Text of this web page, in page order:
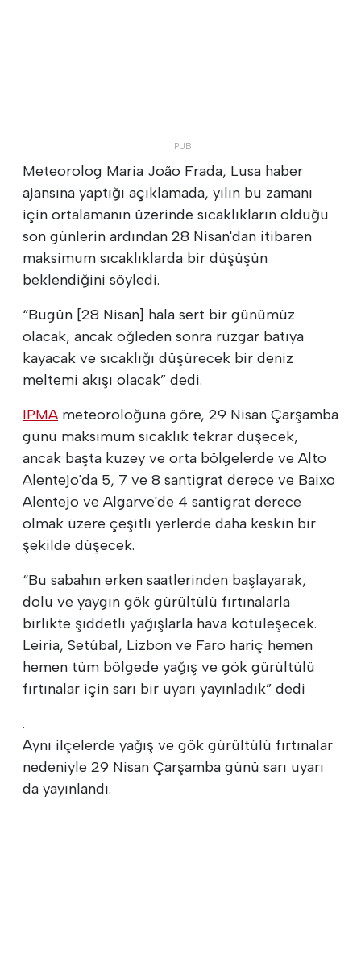
Meteorolog Maria João Frada, Lusa haber
ajansına yaptığı açıklamada, yılın bu zamanı
için ortalamanın üzerinde sıcaklıkların olduğu
son günlerin ardından 28 Nisan'dan itibaren
maksimum sıcaklıklarda bir düşüşün
beklendiğini söyledi.
“Bugün [28 Nisan] hala sert bir günümüz
olacak, ancak öğleden sonra rüzgar batıya
kayacak ve sıcaklığı düşürecek bir deniz
meltemi akışı olacak” dedi.
IPMA meteoroloğuna göre, 29 Nisan Çarşamba
günü maksimum sıcaklık tekrar düşecek,
ancak başta kuzey ve orta bölgelerde ve Alto
Alentejo'da 5, 7 ve 8 santigrat derece ve Baixo
Alentejo ve Algarve'de 4 santigrat derece
olmak üzere çeşitli yerlerde daha keskin bir
şekilde düşecek.
“Bu sabahın erken saatlerinden başlayarak,
dolu ve yaygın gök gürültülü fırtınalarla
birlikte şiddetli yağışlarla hava kötüleşecek.
Leiria, Setúbal, Lizbon ve Faro hariç hemen
hemen tüm bölgede yağış ve gök gürültülü
fırtınalar için sarı bir uyarı yayınladık” dedi
.
Aynı ilçelerde yağış ve gök gürültülü fırtınalar
nedeniyle 29 Nisan Çarşamba günü sarı uyarı
da yayınlandı.